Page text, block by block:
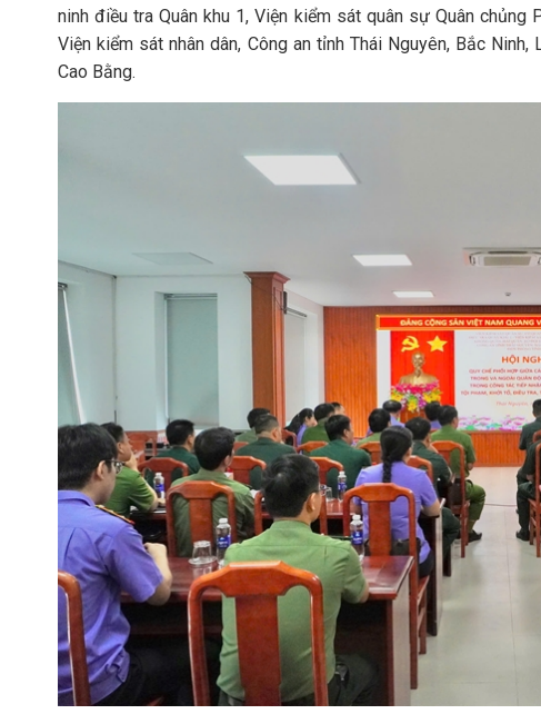
ninh điều tra Quân khu 1, Viện kiểm sát quân sự Quân
Viện kiểm sát nhân dân, Công an tỉnh Thái Nguyên, Bắc
Cao Bằng.